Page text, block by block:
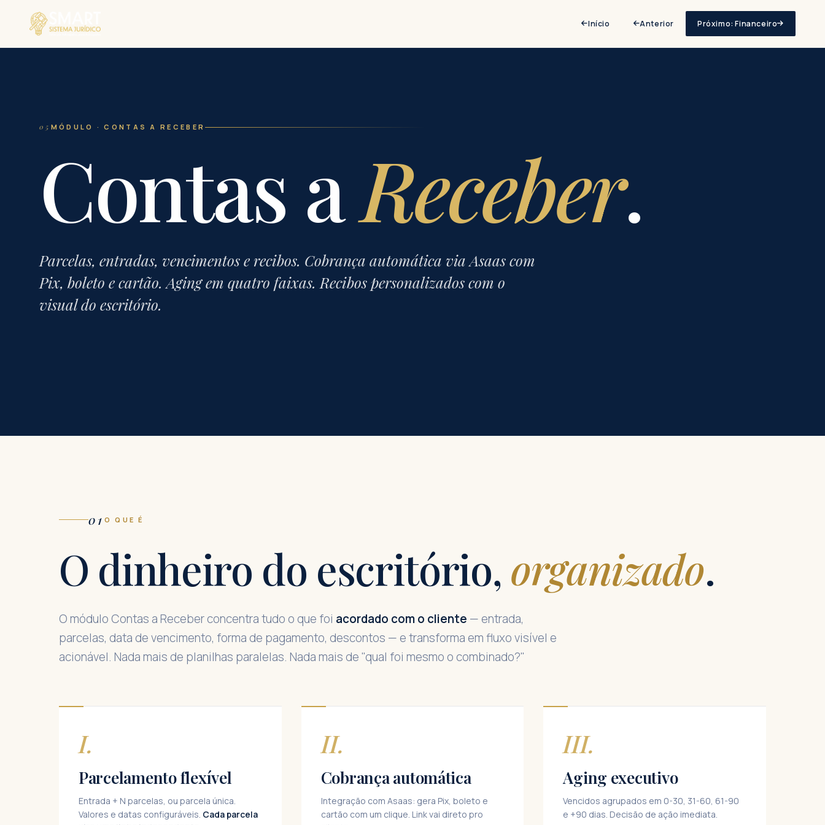
Início Anterior Próximo: Financeiro
05 MÓDULO · CONTAS A RECEBER
Contas aReceber.
Parcelas, entradas, vencimentos e recibos. Cobrança automática via Asaas com
Pix, boleto e cartão. Aging em quatro faixas. Recibos personalizados com o
visual do escritório.
01 O QUE É
O dinheiro do escritório,organizado.
O módulo Contas a Receber concentra tudo o que foi acordado com o cliente — entrada,
parcelas, data de vencimento, forma de pagamento, descontos — e transforma em fluxo visível e
acionável. Nada mais de planilhas paralelas. Nada mais de "qual foi mesmo o combinado?"
I.
Parcelamento flexível
Entrada + N parcelas, ou parcela única.
Valores e datas configuráveis. Cada parcela
II.
Cobrança automática
Integração com Asaas: gera Pix, boleto e
cartão com um clique. Link vai direto pro
III.
Aging executivo
Vencidos agrupados em 0-30, 31-60, 61-90
e +90 dias. Decisão de ação imediata.